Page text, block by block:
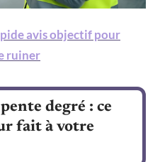
avis objectif pour
ruiner
degré : ce
fait à votre